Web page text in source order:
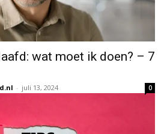
wat moet ik doen? – 7
- juli 13, 2024 0